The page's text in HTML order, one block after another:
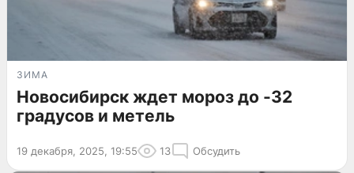
ЗИМА
Новосибирск ждет мороз до -32
градусов и метель
19 декабря, 2025, 19:55 13 Обсудить